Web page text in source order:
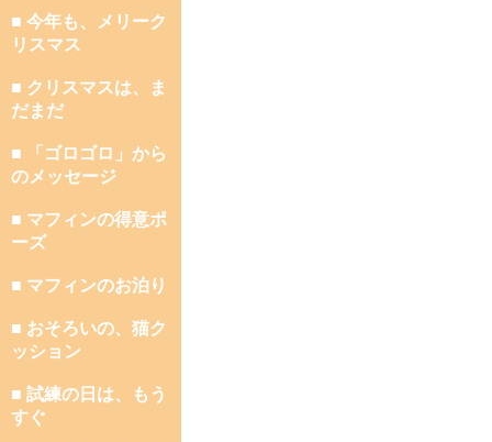
■ 今年も、メリーク
リスマス
■ クリスマスは、ま
だまだ
■ 「ゴロゴロ」から
のメッセージ
■ マフィンの得意ポ
ーズ
■ マフィンのお泊り
■ おそろいの、猫ク
ッション
■ 試練の日は、もう
すぐ